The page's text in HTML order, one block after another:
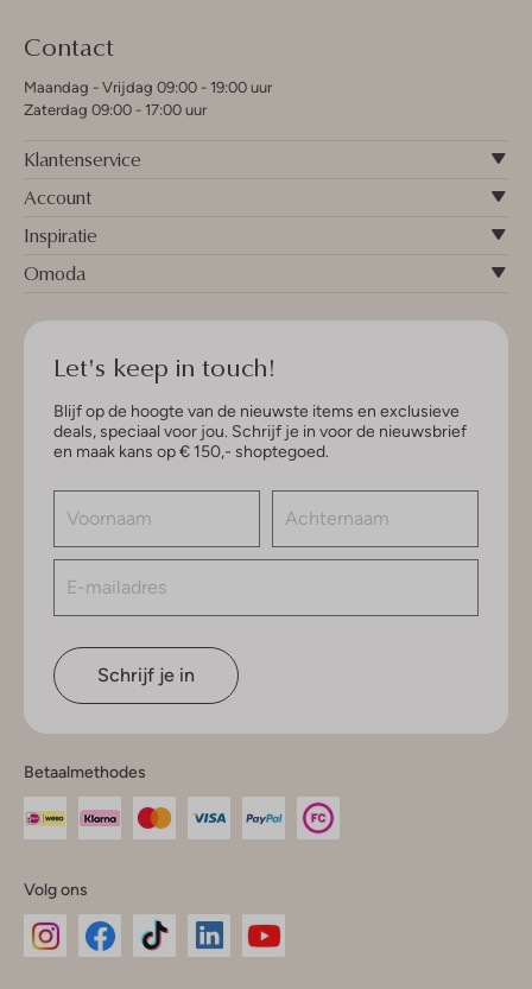
Contact
Maandag - Vrijdag 09:00 - 19:00 uur
Zaterdag 09:00 - 17:00 uur
Klantenservice
Account
Inspiratie
Omoda
Let's keep in touch!
Blijf op de hoogte van de nieuwste items en exclusieve
deals, speciaal voor jou. Schrijf je in voor de nieuwsbrief
en maak kans op € 150,- shoptegoed.
Schrijf je in
Betaalmethodes
Volg ons